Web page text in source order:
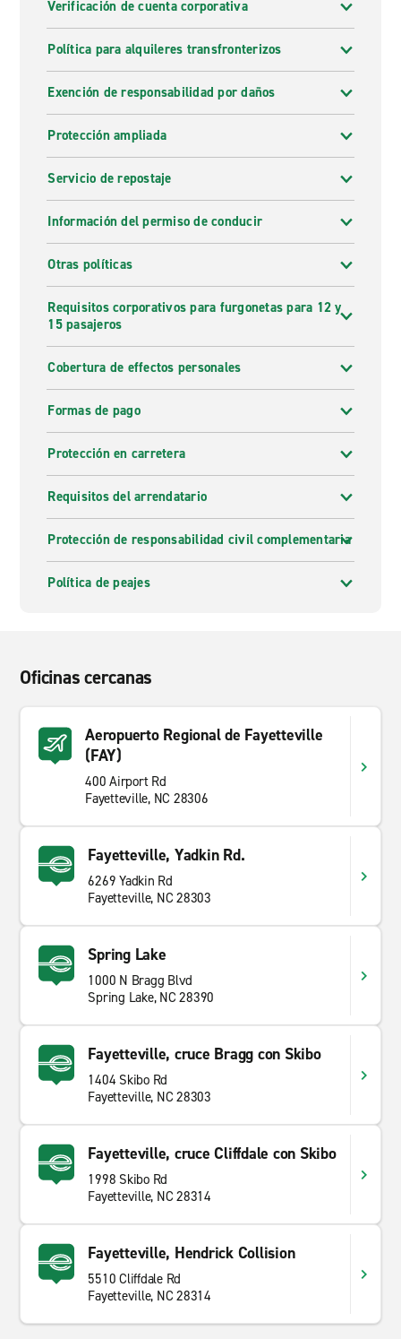
Verificación de cuenta corporativa
Política para alquileres transfronterizos
Exención de responsabilidad por daños
Protección ampliada
Servicio de repostaje
Información del permiso de conducir
Otras políticas
Requisitos corporativos para furgonetas para 12 y
15 pasajeros
Cobertura de effectos personales
Formas de pago
Protección en carretera
Requisitos del arrendatario
Protección de responsabilidad civil complementaria
Política de peajes
Oficinas cercanas
Aeropuerto Regional de Fayetteville
(FAY)
400 Airport Rd
Fayetteville, NC 28306
Fayetteville, Yadkin Rd.
6269 Yadkin Rd
Fayetteville, NC 28303
Spring Lake
1000 N Bragg Blvd
Spring Lake, NC 28390
Fayetteville, cruce Bragg con Skibo
1404 Skibo Rd
Fayetteville, NC 28303
Fayetteville, cruce Cliffdale con Skibo
1998 Skibo Rd
Fayetteville, NC 28314
Fayetteville, Hendrick Collision
5510 Cliffdale Rd
Fayetteville, NC 28314